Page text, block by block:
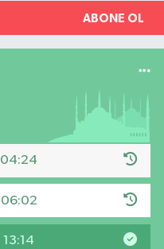
ABONE OL
04:24
06:02
13:14